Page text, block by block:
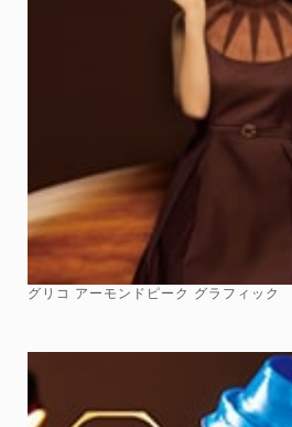
グリコ アーモンドピーク グラフィック